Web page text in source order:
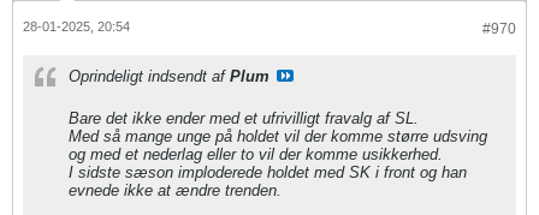
#970
28-01-2025, 20:54
Oprindeligt indsendt af Plum
Bare det ikke ender med et ufrivilligt fravalg af SL.
Med så mange unge på holdet vil der komme større udsving
og med et nederlag eller to vil der komme usikkerhed.
I sidste sæson imploderede holdet med SK i front og han
evnede ikke at ændre trenden.